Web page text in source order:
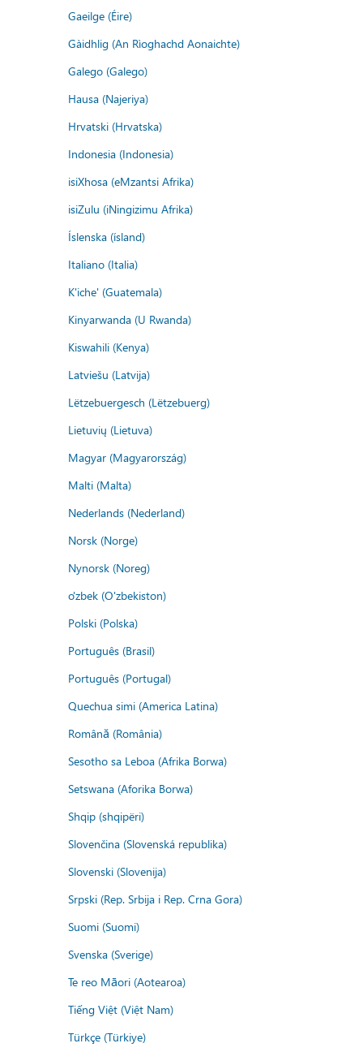
Gaeilge (Éire)
Gàidhlig (An Rìoghachd Aonaichte)
Galego (Galego)
Hausa (Najeriya)
Hrvatski (Hrvatska)
Indonesia (Indonesia)
isiXhosa (eMzantsi Afrika)
isiZulu (iNingizimu Afrika)
Íslenska (ísland)
Italiano (Italia)
K'iche' (Guatemala)
Kinyarwanda (U Rwanda)
Kiswahili (Kenya)
Latviešu (Latvija)
Lëtzebuergesch (Lëtzebuerg)
Lietuvių (Lietuva)
Magyar (Magyarország)
Malti (Malta)
Nederlands (Nederland)
Norsk (Norge)
Nynorsk (Noreg)
o'zbek (O'zbekiston)
Polski (Polska)
Português (Brasil)
Português (Portugal)
Quechua simi (America Latina)
Română (România)
Sesotho sa Leboa (Afrika Borwa)
Setswana (Aforika Borwa)
Shqip (shqipëri)
Slovenčina (Slovenská republika)
Slovenski (Slovenija)
Srpski (Rep. Srbija i Rep. Crna Gora)
Suomi (Suomi)
Svenska (Sverige)
Te reo Māori (Aotearoa)
Tiếng Việt (Việt Nam)
Türkçe (Türkiye)